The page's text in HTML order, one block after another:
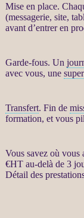
Mise en place.
(messagerie, site,
avant d’entrer en
Garde-fous. Un
avec vous, une
Transfert. Fin de
formation, et vous
Vous savez où vous
€HTau-delà de 3
Détail des